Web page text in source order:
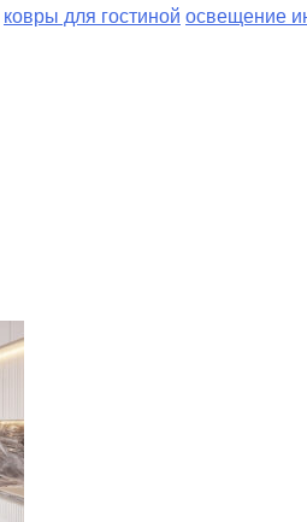
ковры для гостиной освещение